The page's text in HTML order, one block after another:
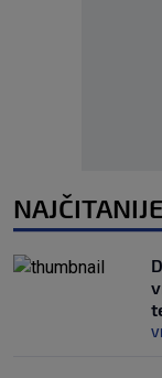
NAJČITANIJE